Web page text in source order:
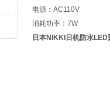
电源：AC110V
消耗功率：7W
日本NIKKI日机防水LED